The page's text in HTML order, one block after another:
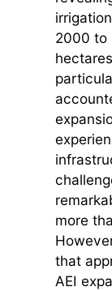
2000 to
more
that
AEI